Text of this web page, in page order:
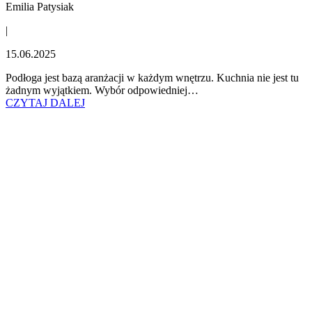
Emilia Patysiak
|
15.06.2025
Podłoga jest bazą aranżacji w każdym wnętrzu. Kuchnia nie jest tu
żadnym wyjątkiem. Wybór odpowiedniej…
CZYTAJ DALEJ